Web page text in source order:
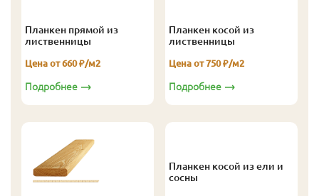
Планкен прямой из
лиственницы
Цена от 660 ₽/м2
Подробнее
Планкен косой из
лиственницы
Цена от 750 ₽/м2
Подробнее
Планкен косой из ели и
сосны